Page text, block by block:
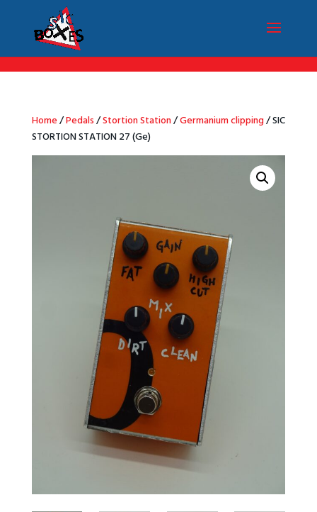
/*Menu par langue*/
Home/Pedals/Stortion Station/Germanium clipping/ SIC
STORTION STATION 27 (Ge)